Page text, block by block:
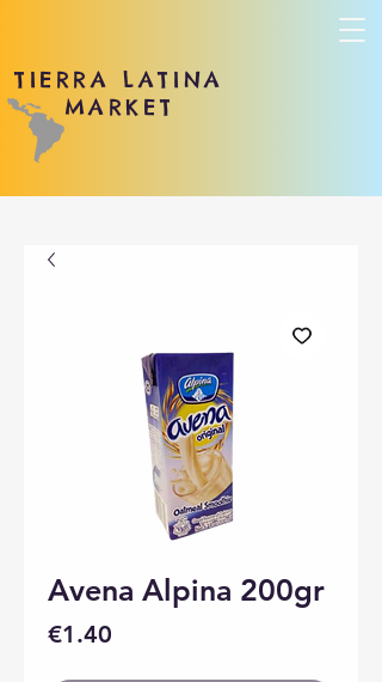
TIERRA LATINA
MARKET
Avena Alpina 200gr
€1.40